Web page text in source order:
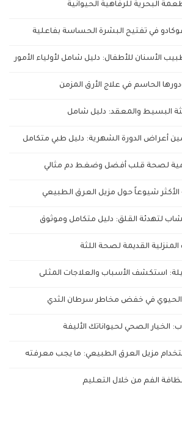
البحرية للرفاهية الحيوانية
في تفتيح البشرة الحساسة بفاعلية
الأسنان للأطفال: دليل شامل لأولياء الأمور
الحاسم في علاج الأرق المزمن
البسيط والمعقد: دليل شامل
أعراض الدورة الشهرية: دليل طبي متكامل
لصحة قلب أفضل وضغط دم مثالي
شيوعاً حول مزيل العرق الطبيعي
لتهدئة القلق: دليل متكامل وموثوق
القديمة لصحة اللثة
استكشف الأسباب والعلاجات المثلى
الحيوي في خفض مخاطر سرطان الثدي
الخيار الصحي لحيواناتك الأليفة
مزيل العرق الطبيعي: ما يجب معرفته
الفم من خلال التعليم